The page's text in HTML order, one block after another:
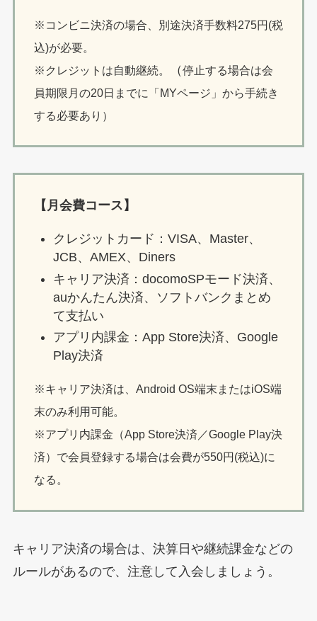
※コンビニ決済の場合、別途決済手数料275円(税
込)が必要。
※クレジットは自動継続。
（停止する場合は会
員期限月の20日までに「MYページ」から手続き
する必要あり）
【月会費コース】
クレジットカード：VISA、Master、
JCB、AMEX、Diners
キャリア決済：docomoSPモード決済、
auかんたん決済、ソフトバンクまとめ
て支払い
アプリ内課金：App Store決済、Google
Play決済
※キャリア決済は、Android OS端末またはiOS端
末のみ利用可能。
※アプリ内課金（App Store決済／Google Play決
済）で会員登録する場合は会費が550円(税込)に
なる。
キャリア決済の場合は、決算日や継続課金などの
ルールがあるので、注意して入会しましょう。